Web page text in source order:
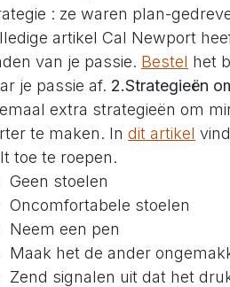
: ze waren plan-
artikel Cal Newport
van je passie. Bestel het
je passie af. 2.Strategieën
extra strategieën om
te maken. In dit artikel
toe te roepen.
Geen stoelen
Oncomfortabele stoelen
Neem een pen
Maak het de ander
Zend signalen uit dat het